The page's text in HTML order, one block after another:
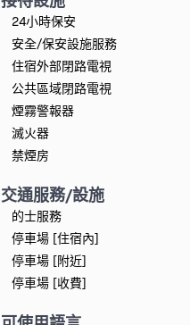
24小時保安
安全/保安設施服務
住宿外部閉路電視
公共區域閉路電視
煙霧警報器
滅火器
禁煙房
交通服務/設施
的士服務
停車場 [住宿內]
停車場 [附近]
停車場 [收費]